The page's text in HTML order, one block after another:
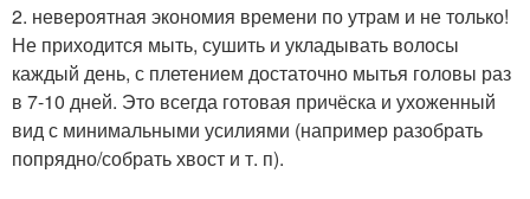
2. невероятная экономия времени по утрам и не только!
Не приходится мыть, сушить и укладывать волосы
каждый день, с плетением достаточно мытья головы раз
в 7-10 дней. Это всегда готовая причёска и ухоженный
вид с минимальными усилиями (например разобрать
попрядно/собрать хвост и т. п).